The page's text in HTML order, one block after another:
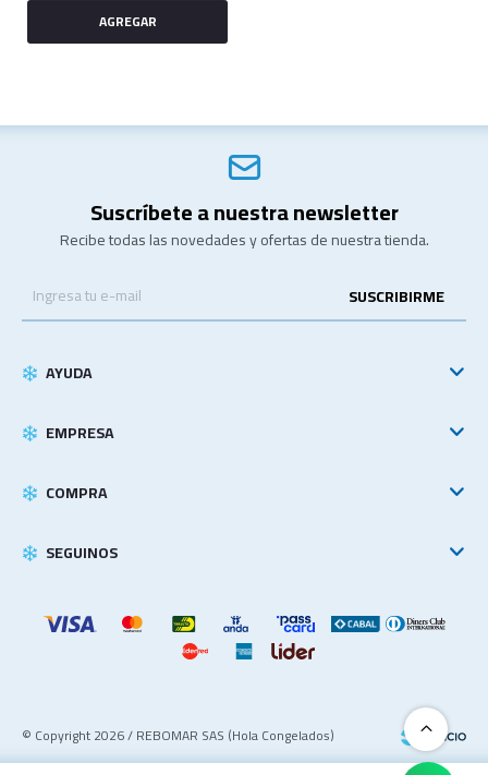
Suscríbete a nuestra newsletter
Recibe todas las novedades y ofertas de nuestra tienda.
SUSCRIBIRME
AYUDA
EMPRESA
COMPRA
SEGUINOS
© Copyright 2026 / REBOMAR SAS (Hola Congelados)